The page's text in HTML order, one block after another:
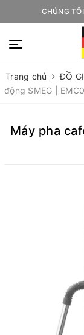
CHÚNG
Trang chủ ĐỒ
động SMEG |
Máy pha